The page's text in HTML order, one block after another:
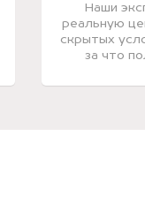
Наши
реальную
скрытых
за что